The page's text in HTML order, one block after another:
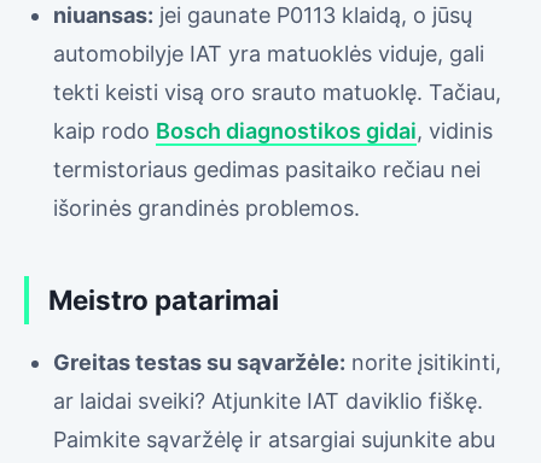
niuansas: jei gaunate P0113 klaidą, o jūsų
automobilyje IAT yra matuoklės viduje, gali
tekti keisti visą oro srauto matuoklę. Tačiau,
kaip rodo Bosch diagnostikos gidai, vidinis
termistoriaus gedimas pasitaiko rečiau nei
išorinės grandinės problemos.
Meistro patarimai
Greitas testas su sąvaržėle: norite įsitikinti,
ar laidai sveiki? Atjunkite IAT daviklio fiškę.
Paimkite sąvaržėlę ir atsargiai sujunkite abu